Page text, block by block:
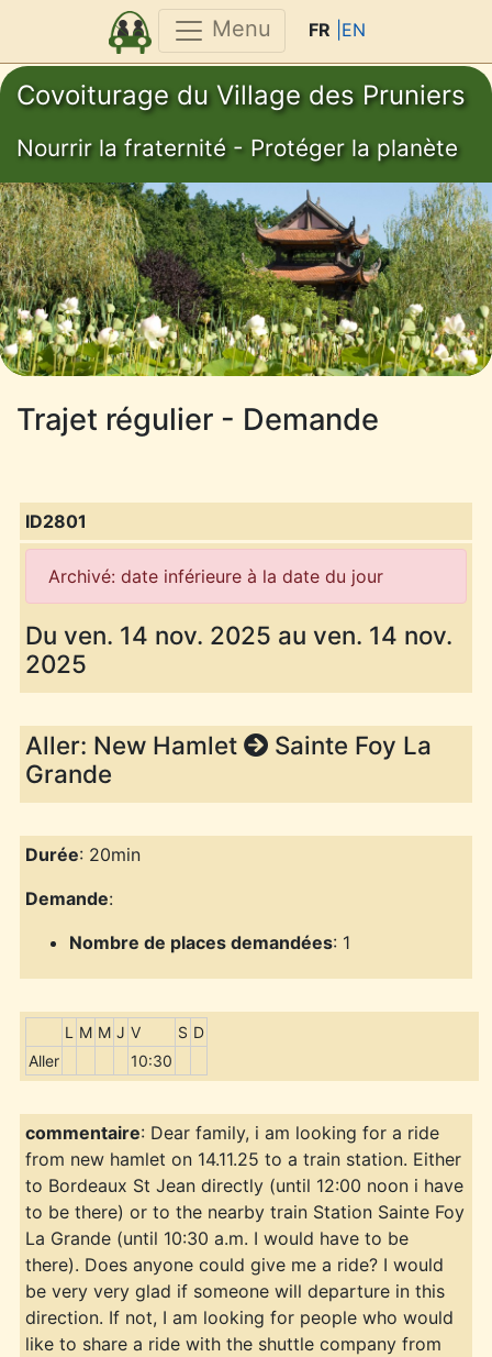
Menu FR |EN
Covoiturage du Village des Pruniers
Nourrir la fraternité - Protéger la planète
Trajet régulier - Demande
ID2801
Archivé: date inférieure à la date du jour
Du ven. 14 nov. 2025 au ven. 14 nov.
2025
Aller: New Hamlet
Sainte Foy La
Grande
Durée: 20min
Demande:
Nombre de places demandées: 1
L M M J V S D
Aller
10:30
commentaire: Dear family, i am looking for a ride
from new hamlet on 14.11.25 to a train station. Either
to Bordeaux St Jean directly (until 12:00 noon i have
to be there) or to the nearby train Station Sainte Foy
La Grande (until 10:30 a.m. I would have to be
there). Does anyone could give me a ride? I would
be very very glad if someone will departure in this
direction. If not, I am looking for people who would
like to share a ride with the shuttle company from